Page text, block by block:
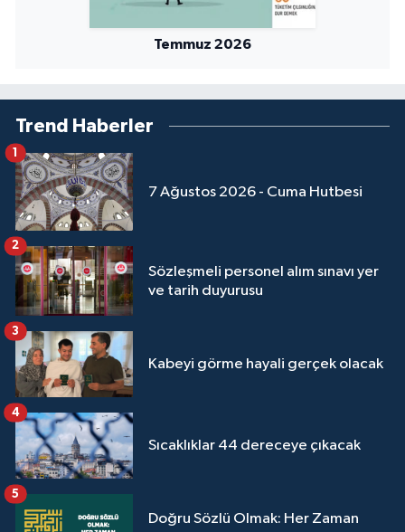
Temmuz 2026
Trend Haberler
7 Ağustos 2026 - Cuma Hutbesi
1
Sözleşmeli personel alım sınavı yer
ve tarih duyurusu
2
Kabeyi görme hayali gerçek olacak
3
Sıcaklıklar 44 dereceye çıkacak
4
Doğru Sözlü Olmak: Her Zaman
5
Osmaniye Müftülüğü
Sakarya Müftülüğü
Samsun Müftülüğü
Siirt Müftülüğü
Sinop Müftülüğü
Sivas Müftülüğü
Şanlıurfa Müftülüğü
Tekirdağ Müftülüğü
Tokat Müftülüğü